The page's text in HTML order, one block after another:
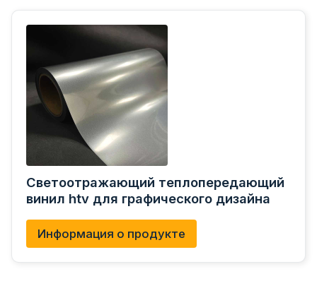
Светоотражающий теплопередающий
винил htv для графического дизайна
Информация о продукте